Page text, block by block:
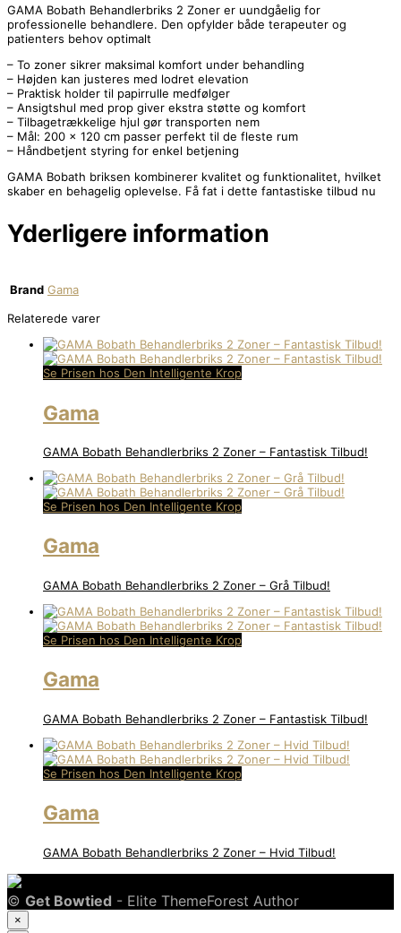
GAMA Bobath Behandlerbriks 2 Zoner er uundgåelig for
professionelle behandlere. Den opfylder både terapeuter og
patienters behov optimalt
– To zoner sikrer maksimal komfort under behandling
– Højden kan justeres med lodret elevation
– Praktisk holder til papirrulle medfølger
– Ansigtshul med prop giver ekstra støtte og komfort
– Tilbagetrækkelige hjul gør transporten nem
– Mål: 200 x 120 cm passer perfekt til de fleste rum
– Håndbetjent styring for enkel betjening
GAMA Bobath briksen kombinerer kvalitet og funktionalitet, hvilket
skaber en behagelig oplevelse. Få fat i dette fantastiske tilbud nu
Yderligere information
Brand Gama
Relaterede varer
Se Prisen hos Den Intelligente Krop
Gama
GAMA Bobath Behandlerbriks 2 Zoner – Fantastisk Tilbud!
Se Prisen hos Den Intelligente Krop
Gama
GAMA Bobath Behandlerbriks 2 Zoner – Grå Tilbud!
Se Prisen hos Den Intelligente Krop
Gama
GAMA Bobath Behandlerbriks 2 Zoner – Fantastisk Tilbud!
Se Prisen hos Den Intelligente Krop
Gama
GAMA Bobath Behandlerbriks 2 Zoner – Hvid Tilbud!
© Get Bowtied - Elite ThemeForest Author
×